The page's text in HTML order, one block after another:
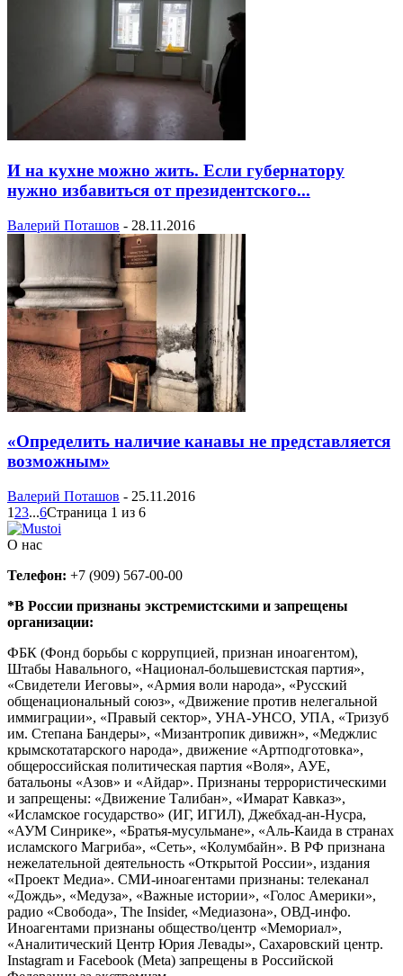
И на кухне можно жить. Если губернатору
нужно избавиться от президентского...
Валерий Поташов - 28.11.2016
«Определить наличие канавы не представляется
возможным»
Валерий Поташов - 25.11.2016
1 23...6Страница 1 из 6
О нас
Телефон: +7 (909) 567-00-00
*В России признаны экстремистскими и запрещены
организации:
ФБК (Фонд борьбы с коррупцией, признан иноагентом),
Штабы Навального, «Национал-большевистская партия»,
«Свидетели Иеговы», «Армия воли народа», «Русский
общенациональный союз», «Движение против нелегальной
иммиграции», «Правый сектор», УНА-УНСО, УПА, «Тризуб
им. Степана Бандеры», «Мизантропик дивижн», «Меджлис
крымскотатарского народа», движение «Артподготовка»,
общероссийская политическая партия «Воля», АУЕ,
батальоны «Азов» и «Айдар». Признаны террористическими
и запрещены: «Движение Талибан», «Имарат Кавказ»,
«Исламское государство» (ИГ, ИГИЛ), Джебхад-ан-Нусра,
«АУМ Синрике», «Братья-мусульмане», «Аль-Каида в странах
исламского Магриба», «Сеть», «Колумбайн». В РФ признана
нежелательной деятельность «Открытой России», издания
«Проект Медиа». СМИ-иноагентами признаны: телеканал
«Дождь», «Медуза», «Важные истории», «Голос Америки»,
радио «Свобода», The Insider, «Медиазона», ОВД-инфо.
Иноагентами признаны общество/центр «Мемориал»,
«Аналитический Центр Юрия Левады», Сахаровский центр.
Instagram и Facebook (Metа) запрещены в Российской